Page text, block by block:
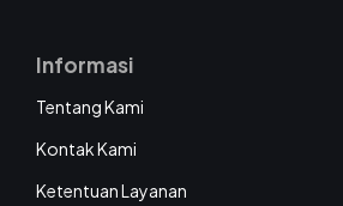
Informasi
Tentang Kami
Kontak Kami
Ketentuan Layanan